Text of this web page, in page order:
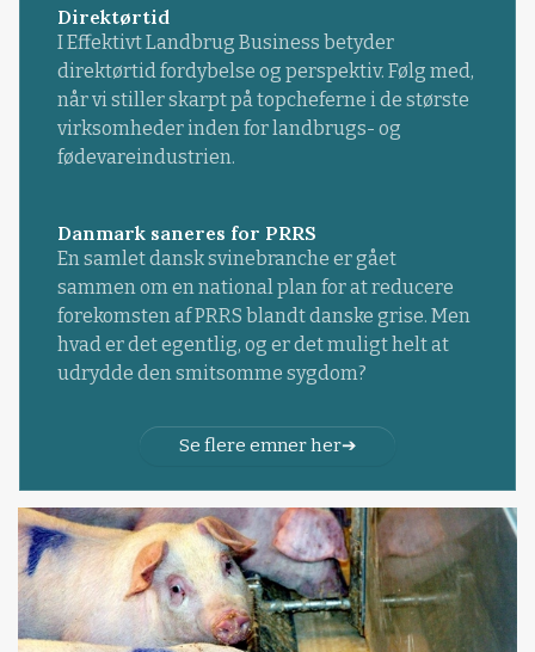
Direktørtid
I Effektivt Landbrug Business betyder
direktørtid fordybelse og perspektiv. Følg med,
når vi stiller skarpt på topcheferne i de største
virksomheder inden for landbrugs- og
fødevareindustrien.
Danmark saneres for PRRS
En samlet dansk svinebranche er gået
sammen om en national plan for at reducere
forekomsten af PRRS blandt danske grise. Men
hvad er det egentlig, og er det muligt helt at
udrydde den smitsomme sygdom?
Se flere emner her